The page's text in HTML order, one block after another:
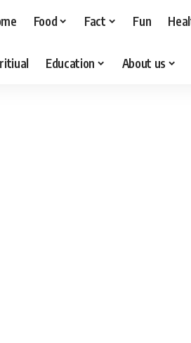
Food Fact Fun
Education About us